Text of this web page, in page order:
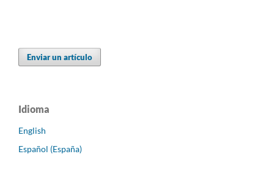
Enviar un artículo
Idioma
English
Español (España)